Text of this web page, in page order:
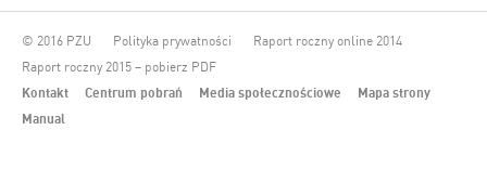
© 2016 PZU Polityka prywatności
Raport roczny online 2014
Raport roczny 2015 – pobierz PDF
Kontakt
Centrum pobrań Media społecznościowe
Mapa strony
Manual